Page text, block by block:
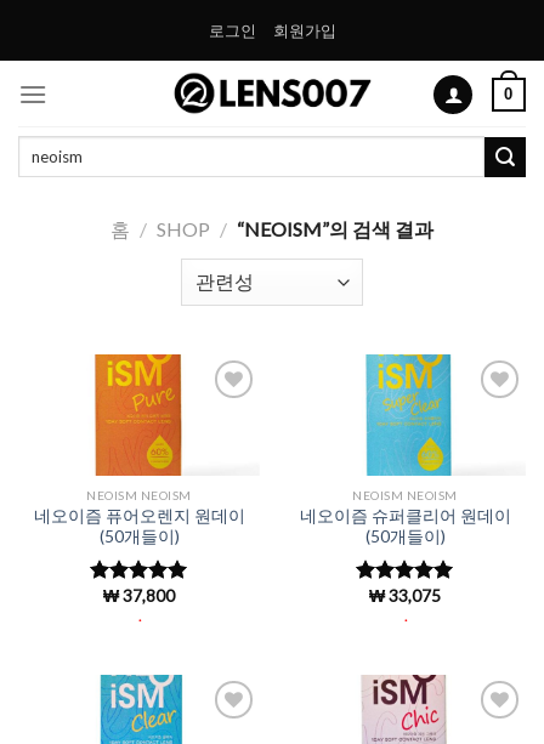
로그인 회원가입
0
홈 / SHOP / “NEOISM”의 검색 결과
NEOISM NEOISM
네오이즘 퓨어오렌지 원데이
(50개들이)
5 중에서
로 평
₩37,800
.
NEOISM NEOISM
네오이즘 슈퍼클리어 원데이
(50개들이)
5 중에서
로 평
₩33,075
.